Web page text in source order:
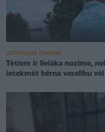
ATTIECĪBAS ĢIMENĒ
Tētiem ir lielāka nozīme,
ietekmēt bērna veselību